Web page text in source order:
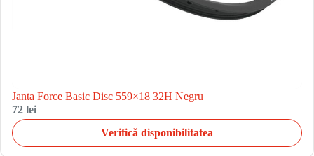
Janta Force Basic Disc 559×18 32H Negru
72 lei
Verifică disponibilitatea